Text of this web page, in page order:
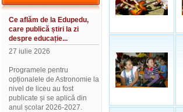
Ce aflăm de la Edupedu,
care publică știri la zi
despre educație...
27 iulie 2026
Programele pentru
opționalele de Astronomie la
nivel de liceu au fost
publicate și se aplică din
anul școlar 2026-2027.